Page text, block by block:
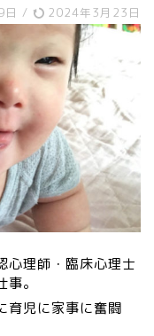
/ 2024年3月23日
理師・臨床心理士
。
児に家事に奮闘